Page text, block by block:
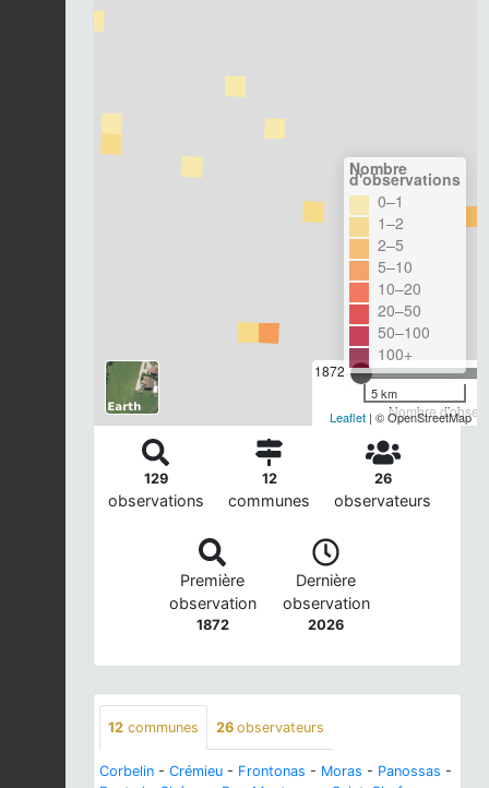
1872
Nombre
Nombre
d'observations
0–1
1–2
2–5
5–10
10–20
20–50
50–100
100+
5 km
Leaflet | © OpenStreetMap
129
observations
12
communes
26
observateurs
Première
observation
1872
Dernière
observation
2026
12 communes 26 observateurs
Corbelin - Crémieu - Frontonas - Moras - Panossas -